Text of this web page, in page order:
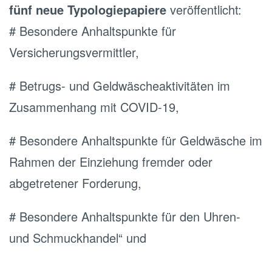
fünf neue Typologiepapiere veröffentlicht:
# Besondere Anhaltspunkte für
Versicherungsvermittler,
# Betrugs- und Geldwäscheaktivitäten im
Zusammenhang mit COVID-19,
# Besondere Anhaltspunkte für Geldwäsche im
Rahmen der Einziehung fremder oder
abgetretener Forderung,
# Besondere Anhaltspunkte für den Uhren-
und Schmuckhandel“ und